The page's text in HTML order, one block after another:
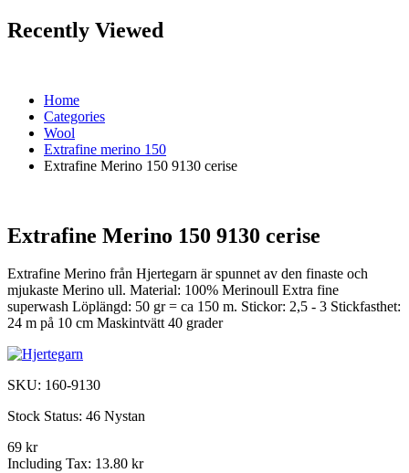
Recently Viewed
Home
Categories
Wool
Extrafine merino 150
Extrafine Merino 150 9130 cerise
Extrafine Merino 150 9130 cerise
Extrafine Merino från Hjertegarn är spunnet av den finaste och
mjukaste Merino ull. Material: 100% Merinoull Extra fine
superwash Löplängd: 50 gr = ca 150 m. Stickor: 2,5 - 3 Stickfasthet:
24 m på 10 cm Maskintvätt 40 grader
SKU: 160-9130
Stock Status: 46 Nystan
69 kr
Including Tax: 13.80 kr